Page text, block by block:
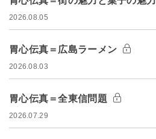
2026.08.05
胃心伝真＝広島ラーメン
2026.08.03
胃心伝真＝全東信問題
2026.07.29